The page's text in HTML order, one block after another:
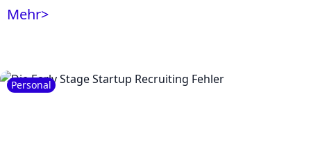
Mehr>
Personal